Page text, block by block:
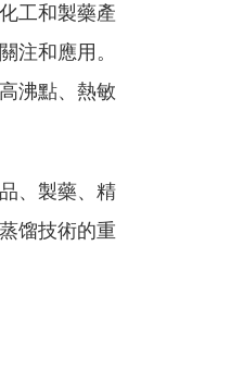
工和製藥產
注和應用。
沸點、熱敏
、製藥、精
馏技術的重